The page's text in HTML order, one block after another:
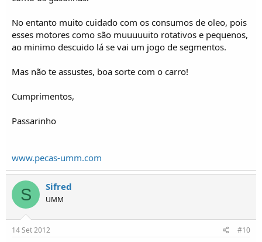
No entanto muito cuidado com os consumos de oleo, pois
esses motores como são muuuuuito rotativos e pequenos,
ao minimo descuido lá se vai um jogo de segmentos.
Mas não te assustes, boa sorte com o carro!
Cumprimentos,
Passarinho
www.pecas-umm.com
S Sifred
UMM
14 Set 2012 #10